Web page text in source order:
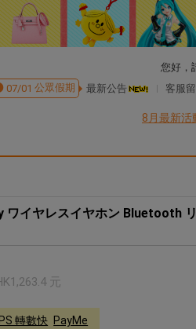
您好，
07/01 公眾假期 最新公告 客服
8月最新活
イヤレスイヤホン Bluetooth
1,263.4元
轉數快 PayMe